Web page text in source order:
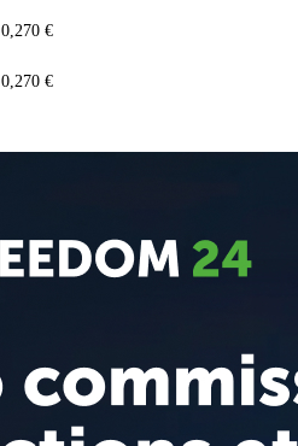
0,270 €
0,270 €